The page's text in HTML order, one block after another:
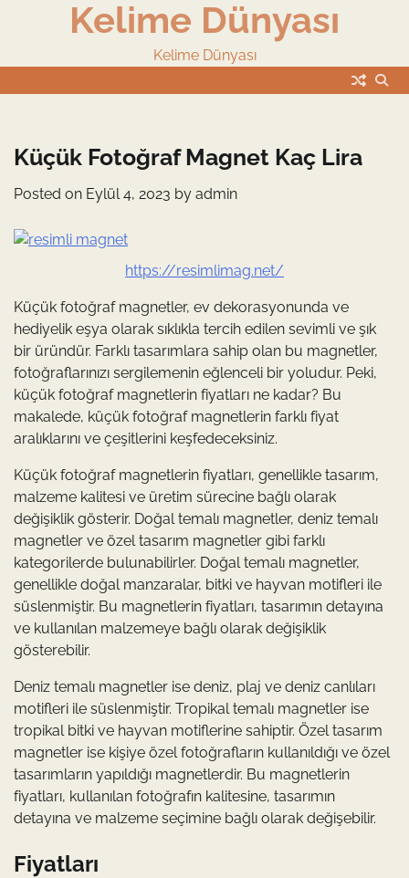
Kelime Dünyası
Kelime Dünyası
Küçük Fotoğraf Magnet Kaç Lira
Posted on Eylül 4, 2023 by admin
https://resimlimag.net/
Küçük fotoğraf magnetler, ev dekorasyonunda ve
hediyelik eşya olarak sıklıkla tercih edilen sevimli ve şık
bir üründür. Farklı tasarımlara sahip olan bu magnetler,
fotoğraflarınızı sergilemenin eğlenceli bir yoludur. Peki,
küçük fotoğraf magnetlerin fiyatları ne kadar? Bu
makalede, küçük fotoğraf magnetlerin farklı fiyat
aralıklarını ve çeşitlerini keşfedeceksiniz.
Küçük fotoğraf magnetlerin fiyatları, genellikle tasarım,
malzeme kalitesi ve üretim sürecine bağlı olarak
değişiklik gösterir. Doğal temalı magnetler, deniz temalı
magnetler ve özel tasarım magnetler gibi farklı
kategorilerde bulunabilirler. Doğal temalı magnetler,
genellikle doğal manzaralar, bitki ve hayvan motifleri ile
süslenmiştir. Bu magnetlerin fiyatları, tasarımın detayına
ve kullanılan malzemeye bağlı olarak değişiklik
gösterebilir.
Deniz temalı magnetler ise deniz, plaj ve deniz canlıları
motifleri ile süslenmiştir. Tropikal temalı magnetler ise
tropikal bitki ve hayvan motiflerine sahiptir. Özel tasarım
magnetler ise kişiye özel fotoğrafların kullanıldığı ve özel
tasarımların yapıldığı magnetlerdir. Bu magnetlerin
fiyatları, kullanılan fotoğrafın kalitesine, tasarımın
detayına ve malzeme seçimine bağlı olarak değişebilir.
Fiyatları